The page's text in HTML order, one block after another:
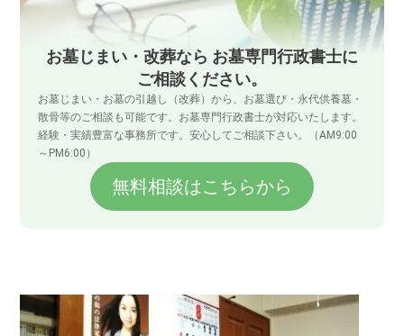
お墓じまい・改葬なら お墓専門行政書士に
ご相談ください。
お墓じまい・お墓の引越し（改葬）から、お墓選び・永代供養墓・
散骨等のご相談も可能です。お墓専門行政書士が対応いたします。
経験・実績豊富な事務所です。安心してご相談下さい。（AM9:00
～PM6:00）
無料相談はこちらから